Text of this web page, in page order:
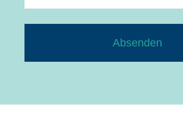
Absenden